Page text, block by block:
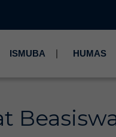
ISMUBA HUMAS